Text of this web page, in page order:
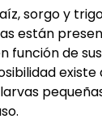
sorgo y
están
función de